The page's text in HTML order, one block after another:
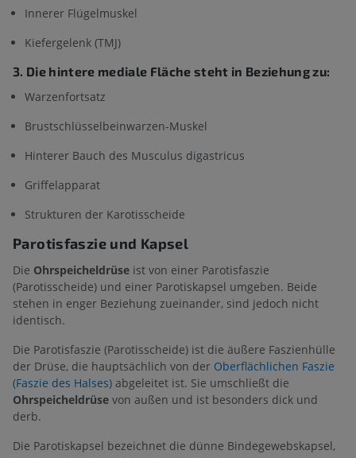
Innerer Flügelmuskel
Kiefergelenk (TMJ)
3. Die hintere mediale Fläche steht in Beziehung zu:
Warzenfortsatz
Brustschlüsselbeinwarzen-Muskel
Hinterer Bauch des Musculus digastricus
Griffelapparat
Strukturen der Karotisscheide
Parotisfaszie und Kapsel
Die Ohrspeicheldrüse ist von einer Parotisfaszie
(Parotisscheide) und einer Parotiskapsel umgeben. Beide
stehen in enger Beziehung zueinander, sind jedoch nicht
identisch.
Die Parotisfaszie (Parotisscheide) ist die äußere Faszienhülle
der Drüse, die hauptsächlich von der Oberflächlichen Faszie
(Faszie des Halses) abgeleitet ist. Sie umschließt die
Ohrspeicheldrüse von außen und ist besonders dick und
derb.
Die Parotiskapsel bezeichnet die dünne Bindegewebskapsel,